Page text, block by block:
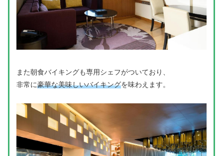
また朝食バイキングも専用シェフがついており、
非常に豪華な美味しいバイキングを味わえます。